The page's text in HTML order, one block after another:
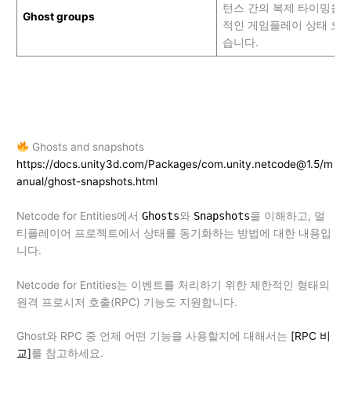
Ghost groups
턴스 간의 복제 타이밍을
적인 게임플레이 상태 오
습니다.
Ghosts and snapshots
https://docs.unity3d.com/Packages/com.unity.netcode@1.5/m
anual/ghost-snapshots.html
Netcode for Entities에서Ghosts와 Snapshots을 이해하고, 멀
티플레이어 프로젝트에서 상태를 동기화하는 방법에 대한 내용입
니다.
Netcode for Entities는 이벤트를 처리하기 위한 제한적인 형태의
원격 프로시저 호출(RPC) 기능도 지원합니다.
Ghost와 RPC 중 언제 어떤 기능을 사용할지에 대해서는 [RPC 비
교]를 참고하세요.